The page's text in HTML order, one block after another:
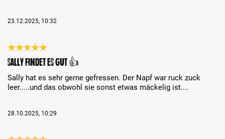
23.12.2025, 10:32
Review with rating of 5 out of 5 stars
Sally findet es gut 👍
Sally hat es sehr gerne gefressen. Der Napf war ruck zuck
leer.....und das obwohl sie sonst etwas mäckelig ist....
28.10.2025, 10:29